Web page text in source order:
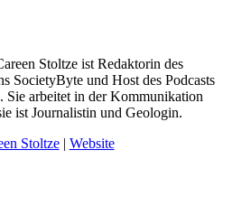
Stoltze ist Redaktorin des
SocietyByte und Host des Podcasts
Sie arbeitet in der Kommunikation
ist Journalistin und Geologin.
Stoltze| Website